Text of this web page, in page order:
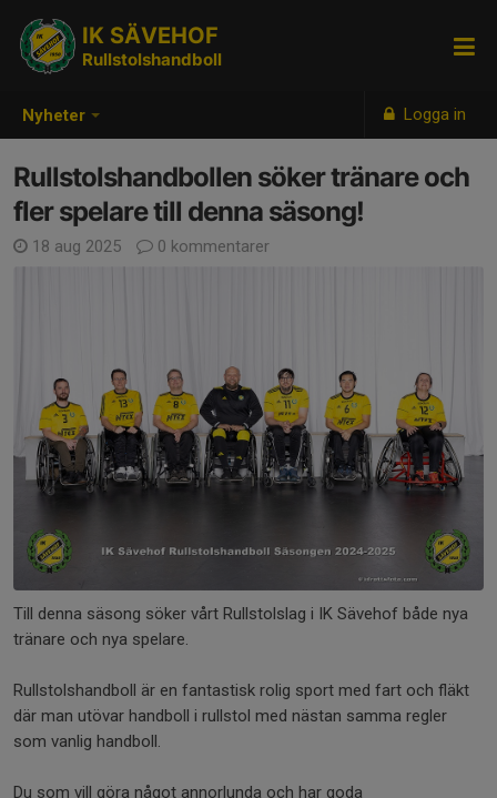
Nyheter Logga in
IK SÄVEHOF
Rullstolshandboll
Rullstolshandbollen söker tränare och
fler spelare till denna säsong!
18 aug 2025 0 kommentarer
Till denna säsong söker vårt Rullstolslag i IK Sävehof både nya
tränare och nya spelare.
Rullstolshandboll är en fantastisk rolig sport med fart och fläkt
där man utövar handboll i rullstol med nästan samma regler
som vanlig handboll.
Du som vill göra något annorlunda och har goda